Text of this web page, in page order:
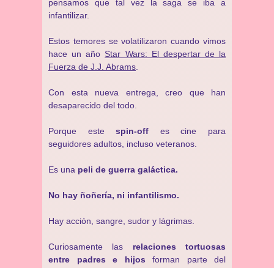
pensamos que tal vez la saga se iba a
infantilizar.
Estos temores se volatilizaron cuando vimos
hace un año Star Wars: El despertar de la
Fuerza de J.J. Abrams
Con esta nueva entrega, creo que han
desaparecido del todo.
Porque estespin-off es cine para
seguidores adultos, incluso veteranos.
Es una peli de guerra galáctica.
No hay ñoñería, ni infantilismo.
Hay acción, sangre, sudor y lágrimas.
Curiosamente las relaciones tortuosas
entre padres e hijos forman parte del